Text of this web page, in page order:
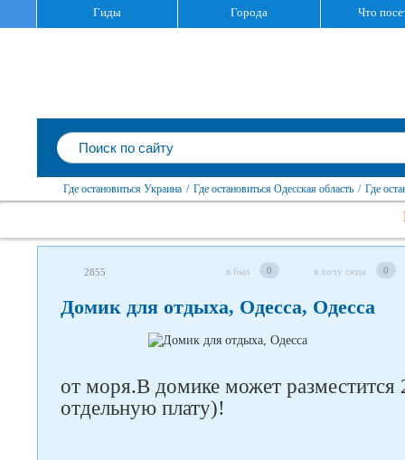
Гиды Города Что
Где остановиться Украина / Где остановиться Одесская область / Где
2855 я был 0 я хочу сюда 0
Домик для отдыха, Одесса, Одесса
от моря.В домике может разместится
отдельную плату)!